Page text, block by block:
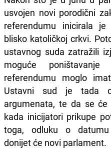
usvojen novi porodični
referendumu inicirala
blisko katoličkoj crkvi.
ustavnog suda zatražili
moguće
referendumu moglo
Ustavni sud je tada
argumenata, te da se
kada inicijatori prikupe
toga, odluku o datumu
donijet će novi parlament.